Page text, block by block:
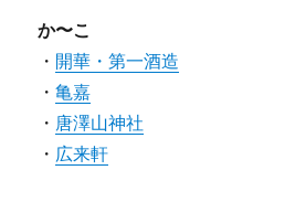
か〜こ
・ 開華・第一酒造
・亀嘉
・ 唐澤山神社
・ 広来軒